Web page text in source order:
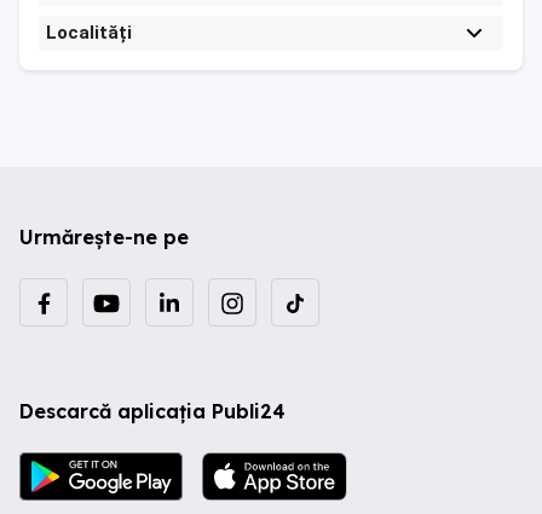
Localități
Urmărește-ne pe
Descarcă aplicația Publi24